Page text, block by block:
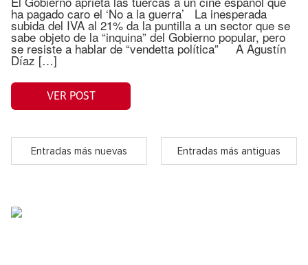
ha pagado caro el ‘No a la guerra’ La inesperada
subida del IVA al 21% da la puntilla a un sector que se
sabe objeto de la “inquina” del Gobierno popular, pero
se resiste a hablar de “vendetta política” A Agustín
Díaz […]
VER POST
Entradas más nuevas Entradas más antiguas